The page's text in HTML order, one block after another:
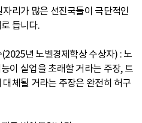
리가 많은 선진국들이 극단적인
듭니다.
년 노벨경제학상 수상자) : 노
이 실업을 초래할 거라는 주장, 트
체될 거라는 주장은 완전히 허구